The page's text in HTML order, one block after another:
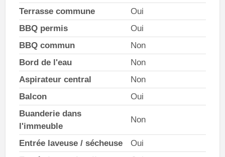
Terrasse commune
Oui
BBQ permis
Oui
BBQ commun
Non
Bord de l'eau
Non
Aspirateur central
Non
Balcon
Oui
Buanderie dans
l'immeuble
Non
Entrée laveuse / sécheuse
Oui